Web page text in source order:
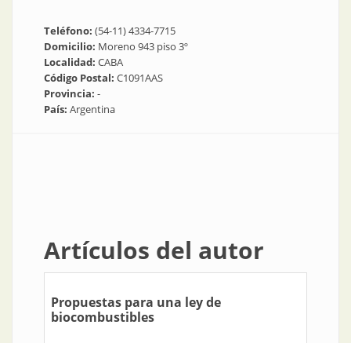
Teléfono: (54-11) 4334-7715
Domicilio: Moreno 943 piso 3º
Localidad: CABA
Código Postal: C1091AAS
Provincia: -
País: Argentina
Artículos del autor
Propuestas para una ley de
biocombustibles